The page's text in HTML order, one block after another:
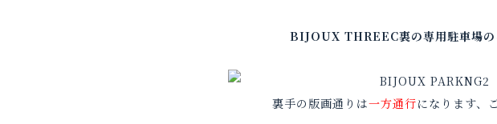
BIJOUX THREEC裏の専用駐車場の
裏手の版画通りは一方通行になります、